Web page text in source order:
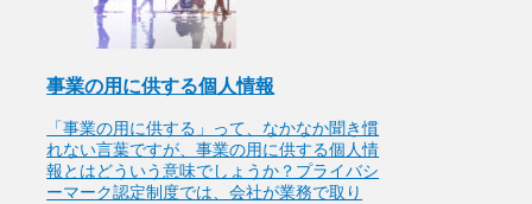
事業の用に供する個人情報
「事業の用に供する」って、なかなか聞き慣
れない言葉ですが、事業の用に供する個人情
報とはどういう意味でしょうか？プライバシ
ーマーク認定制度では、会社が業務で取り